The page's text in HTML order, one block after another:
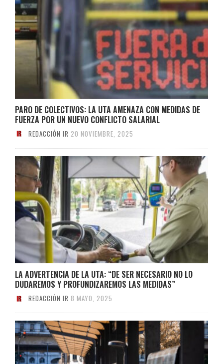
PARO DE COLECTIVOS: LA UTA AMENAZA CON MEDIDAS DE
FUERZA POR UN NUEVO CONFLICTO SALARIAL
REDACCIÓN IR 20 NOVIEMBRE, 2025
LA ADVERTENCIA DE LA UTA: “DE SER NECESARIO NO LO
DUDAREMOS Y PROFUNDIZAREMOS LAS MEDIDAS”
REDACCIÓN IR 8 MAYO, 2025